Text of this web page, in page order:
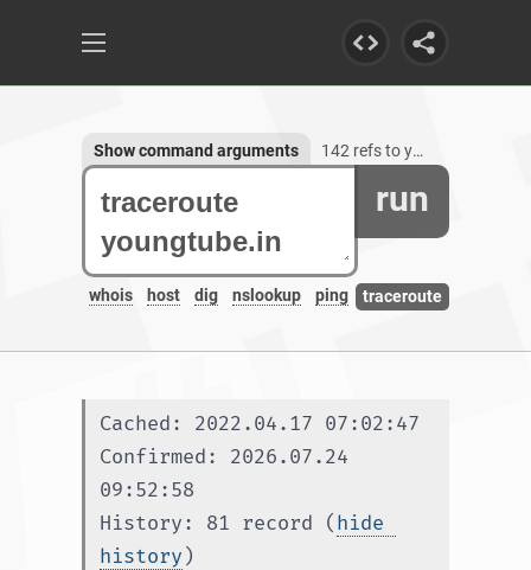
run
whois host dig nslookup ping traceroute
Show command arguments 142 refs to youngtube.in, 3 subdomains
Cached: 2022.04.17 07:02:47
Confirmed: 2026.07.24
09:52:58
History: 81 record (hide
history )